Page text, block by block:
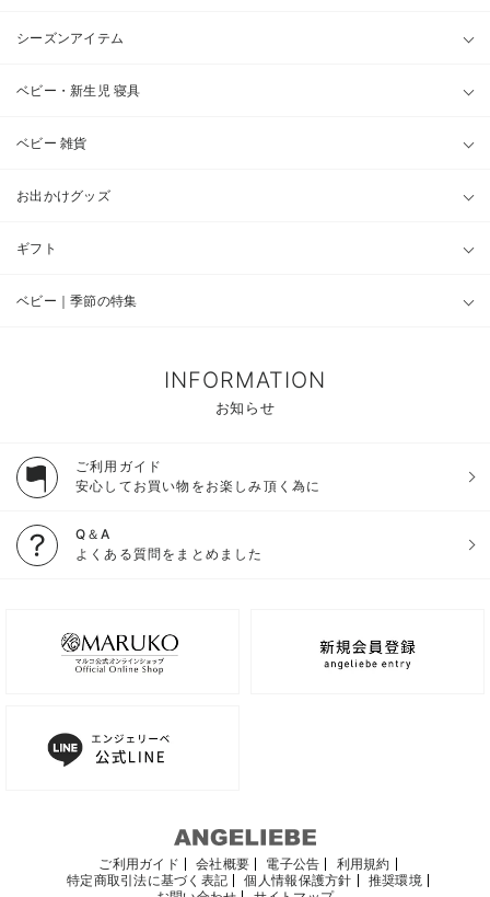
シーズンアイテム
ベビー・新生児 寝具
ベビー 雑貨
お出かけグッズ
ギフト
ベビー｜季節の特集
INFORMATION
お知らせ
ご利用ガイド
安心してお買い物をお楽しみ頂く為に
Q＆A
よくある質問をまとめました
ご利用ガイド 会社概要 電子公告
利用規約
特定商取引法に基づく表記
個人情報保護方針
推奨環境